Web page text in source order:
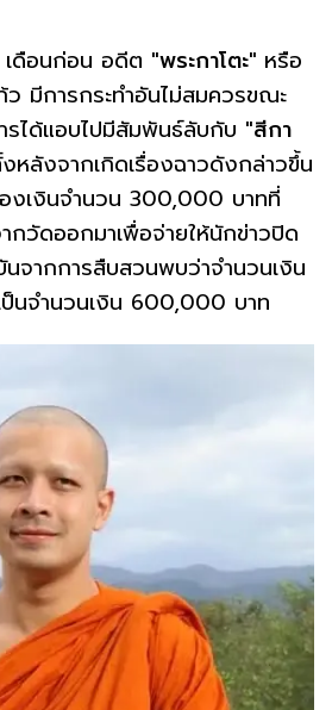
เดือนก่อน อดีต "พระกาโตะ" หรือ
มีการกระทำอันไม่สมควรขณะ
รได้แอบไปมีสัมพันธ์ลับกับ "สีกา
ลังจากเกิดเรื่องฉาวดังกล่าวขึ้น
งเงินจำนวน 300,000 บาทที่
กวัดออกมาเพื่อจ่ายให้นักข่าวปิด
จากการสืบสวนพบว่าจำนวนเงิน
นจำนวนเงิน 600,000 บาท